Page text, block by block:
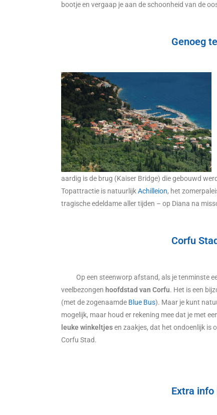
bootje en vergaap je aan de schoonheid van de
Genoeg
aardig is de brug (Kaiser Bridge) die gebouwd
Topattractie is natuurlijkAchilleion, het
tragische edeldame aller tijden – op Diana na
Corfu
Op een steenworp afstand, als je tenminste
veelbezongen hoofdstad van Corfu. Het is een
(met de zogenaamde Blue Bus). Maar je kunt
mogelijk, maar houd er rekening mee dat je met
leuke winkeltjesen zaakjes, dat het ondoenlijk is
Corfu Stad.
Extra info